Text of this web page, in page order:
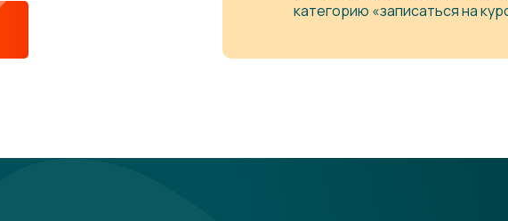
категорию «записаться на